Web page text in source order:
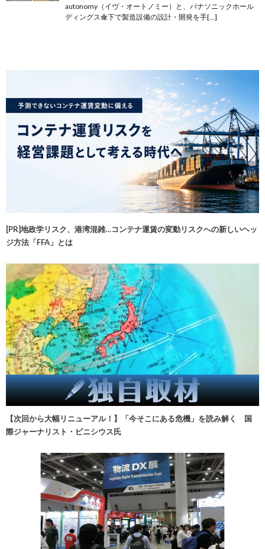
autonomy（イヴ・オートノミー）と、パナソニックホール
ディングス傘下で製造設備の設計・開発を手[…]
[PR]地政学リスク、港湾混雑…コンテナ運賃の変動リスクへの新しいヘッ
ジ方法「FFA」とは
【次回から大幅リニューアル！】「今そこにある危機」を読み解く 国
際ジャーナリスト・ビニシウス氏